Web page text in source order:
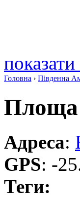
показати
Головна › Південна
Площа
Адреса:
GPS: -
Теги: